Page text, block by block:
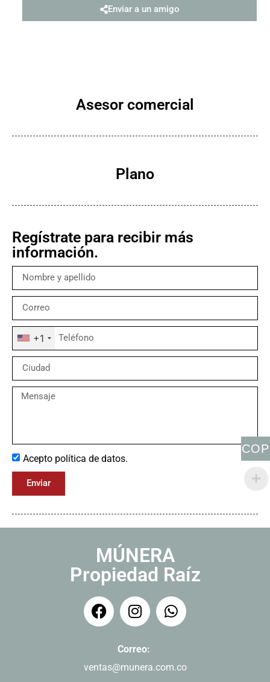
Regístrate para recibir más
información.
+1
Acepto política de datos.
Enviar
Plano
Asesor comercial
Enviar a un amigo
MÚNERA
Propiedad Raíz
Correo:
ventas@munera.com.co
COP